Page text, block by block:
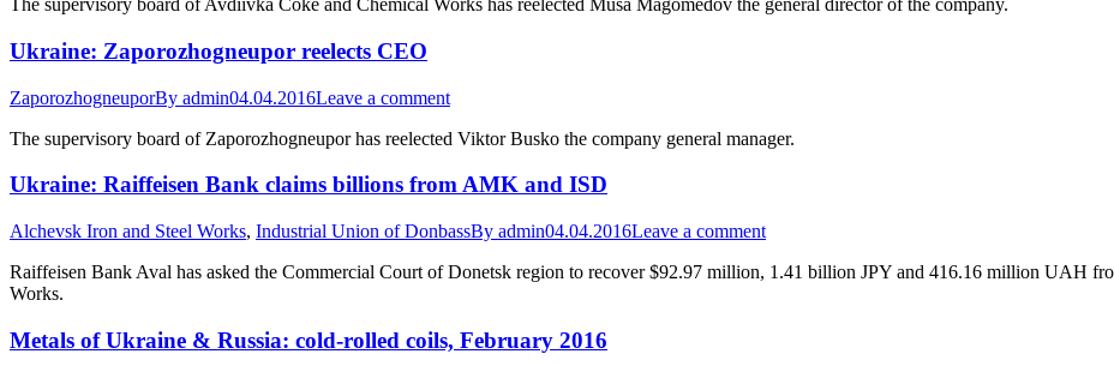
The supervisory board of Avdiivka Coke and Chemical Works has reelected Musa Magomedov the general director of the company.
Ukraine: Zaporozhogneupor reelects CEO
ZaporozhogneuporBy admin04.04.2016Leave a comment
The supervisory board of Zaporozhogneupor has reelected Viktor Busko the company general manager.
Ukraine: Raiffeisen Bank claims billions from AMK and ISD
Alchevsk Iron and Steel Works, Industrial Union of DonbassBy admin04.04.2016Leave a comment
Raiffeisen Bank Aval has asked the Commercial Court of Donetsk region to recover $92.97 million, 1.41 billion JPY and 416.16 million UAH
Works.
Metals of Ukraine & Russia: cold-rolled coils, February 2016